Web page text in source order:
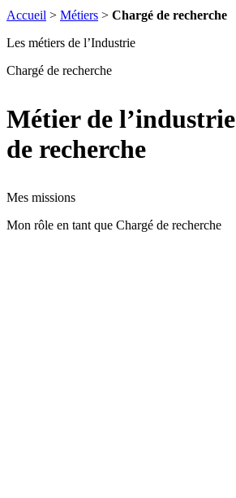
Accueil > Métiers > Chargé de recherche
Les métiers de l’Industrie
Chargé de recherche
Métier de
de recherche
Mes missions
Mon rôle en tant que Chargé de recherche